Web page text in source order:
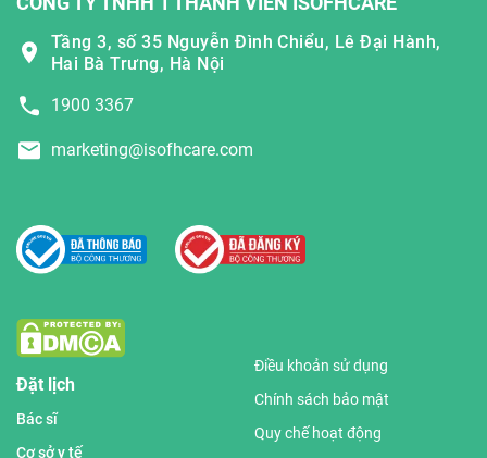
Tầng 3, số 35 Nguyễn Đình Chiểu, Lê Đại Hành,
Hai Bà Trưng, Hà Nội
1900 3367
marketing@isofhcare.com
Đặt lịch
Bác sĩ
Cơ sở y tế
Điều khoản sử dụng
Chính sách bảo mật
Quy chế hoạt động